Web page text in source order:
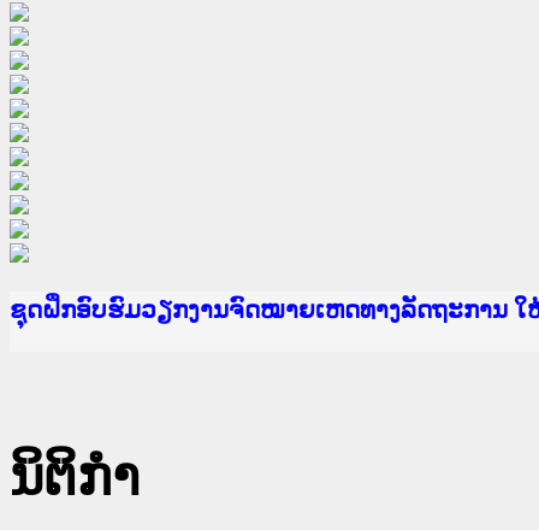
Ministry of Justice Lao PDR
ເຜີຍແຜ່ວັບໄຊຈົດໝາຍເຫດທາງລັດຖະການ ແລະ ແອັ
ກະຊວງຍຸຕິທຳ
ຊຸດຝຶກອົບຮົມວຽກງານຈົດໝາຍເຫດທາງລັດຖະການ
ກອງປະຊຸມທົບທວນຄືນການຈັດຕັ້ງປະຕິບັດວຽກງານຈົ
ຝຶກອົບຮົມ ຜູ່ປະສານງານວຽກງານຈົດໝາຍເຫດທາງລັ
ຝຶກອົບຮົມ ຜູ່ປະສານງານວຽກງານຈົດໝາຍເຫດທາງລັ
ເຜີຍແຜ່ແອັບກົດໝາຍລາວ ແລະ ເວັບໄຊຈົດໝາຍເຫດ
ເຜີຍແຜ່ແອັບກົດໝາຍລາວ ແລະ ເວັບໄຊຈົດໝາຍເຫດ
ຍົກລະດັບວຽກງານຈົດໝາຍເຫດທາງລັດຖະການໃຫ້ຜູ້
ຊຸດຝຶກອົບຮົມວຽກງານຈົດໝາຍເຫດທາງລັດຖະການ ໃ
ນິຕິກໍາ